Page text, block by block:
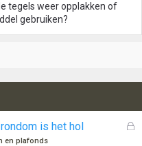
tegels weer opplakken of
gebruiken?
G
is het hol
en plafonds